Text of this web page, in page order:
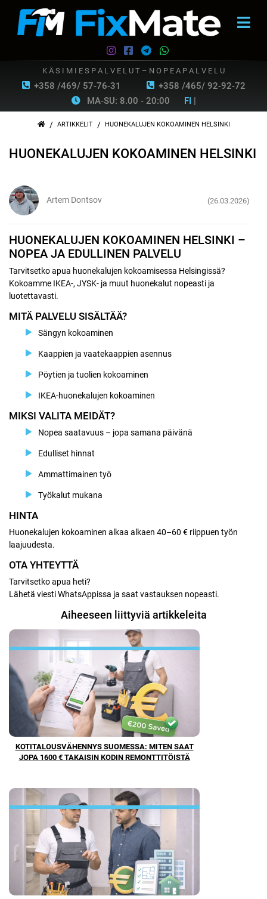
+358 /469/ 57-76-31 +358 /465/ 92-92-72
K Ä S I M I E S P A L V E L U T – N O P E A P A L V E L U
MA-SU: 8.00 - 20:00 FI |
/ ARTIKKELIT / HUONEKALUJEN KOKOAMINEN HELSINKI
HUONEKALUJEN KOKOAMINEN HELSINKI
Artem Dontsov (26.03.2026)
HUONEKALUJEN KOKOAMINEN HELSINKI –
NOPEA JA EDULLINEN PALVELU
Tarvitsetko apua huonekalujen kokoamisessa Helsingissä?
Kokoamme IKEA-, JYSK- ja muut huonekalut nopeasti ja
luotettavasti.
MITÄ PALVELU SISÄLTÄÄ?
Sängyn kokoaminen
Kaappien ja vaatekaappien asennus
Pöytien ja tuolien kokoaminen
IKEA-huonekalujen kokoaminen
MIKSI VALITA MEIDÄT?
Nopea saatavuus – jopa samana päivänä
Edulliset hinnat
Ammattimainen työ
Työkalut mukana
HINTA
Huonekalujen kokoaminen alkaa alkaen 40–60 € riippuen työn
laajuudesta.
OTA YHTEYTTÄ
Tarvitsetko apua heti?
Lähetä viesti WhatsAppissa ja saat vastauksen nopeasti.
Aiheeseen liittyviä artikkeleita
KOTITALOUSVÄHENNYS SUOMESSA: MITEN SAAT
JOPA 1600 € TAKAISIN KODIN REMONTTITÖISTÄ